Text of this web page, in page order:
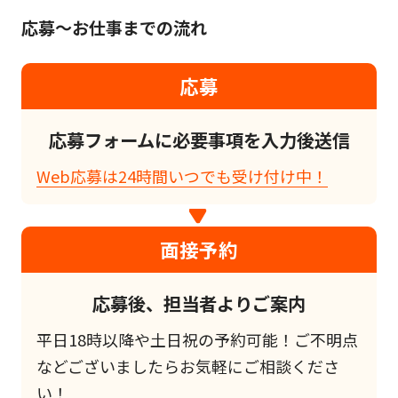
応募～お仕事までの流れ
応募
応募フォームに必要事項を入力後送信
Web応募は24時間いつでも受け付け中！
面接予約
応募後、担当者よりご案内
平日18時以降や土日祝の予約可能！ご不明点
などございましたらお気軽にご相談くださ
い！